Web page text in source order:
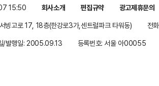
15:50 회사소개 편집규약
광고제휴문의
빙고로 17, 18층(한강로3가,센트럴파크 타워동)
전
/발행일: 2005.09.13 등록번호: 서울 아00055